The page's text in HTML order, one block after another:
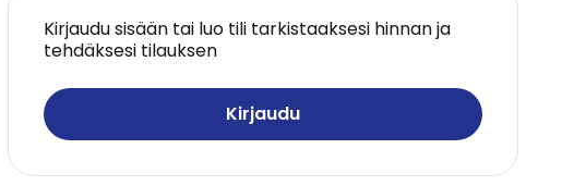
Kirjaudu sisään tai luo tili tarkistaaksesi hinnan ja
tehdäksesi tilauksen
Kirjaudu